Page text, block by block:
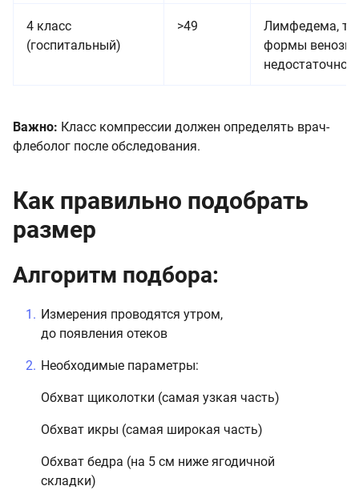
4 класс
(госпитальный)
>49
Лимфедема,
формы
Важно: Класс компрессии должен определять врач-
флеболог после обследования.
Как правильно подобрать
размер
Алгоритм подбора:
Измерения проводятся утром,
до появления отеков
Необходимые параметры:
Обхват щиколотки (самая узкая часть)
Обхват икры (самая широкая часть)
Обхват бедра (на 5 см ниже ягодичной
складки)